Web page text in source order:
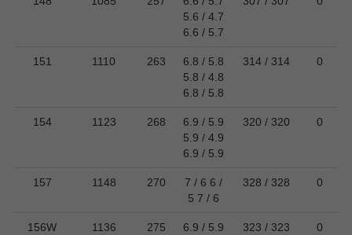
5.6 / 4.7
6.6 / 5.7
151 1110 263
6.8 / 5.8
5.8 / 4.8
6.8 / 5.8
314 / 314 0
154 1123 268
6.9 / 5.9
5.9 / 4.9
6.9 / 5.9
320 / 320 0
157 1148 270
7 / 6 6 /
5 7 / 6
328 / 328 0
156W 1136 275
6.9 / 5.9
323 / 323 0